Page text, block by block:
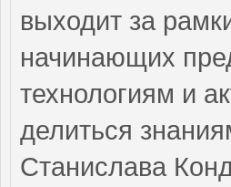
выходит за
начинающих
технологиям и
делиться
Станислава